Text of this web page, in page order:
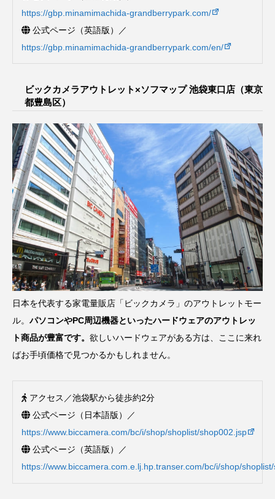
https://gbp.minamimachida-grandberrypark.com/
公式ページ（英語版）／
https://gbp.minamimachida-grandberrypark.com/en/
ビックカメラアウトレット×ソフマップ 池袋東口店（東京
都豊島区）
日本を代表する家電量販店「ビックカメラ」のアウトレットモー
ル。 パソコンやPC周辺機器といったハードウェアのアウトレッ
ト商品が豊富です。 欲しいハードウェアがある方は、ここに来れ
ばお手頃価格で見つかるかもしれません。
アクセス／池袋駅から徒歩約2分
公式ページ（日本語版）／
https://www.biccamera.com/bc/i/shop/shoplist/shop002.jsp
公式ページ（英語版）／
https://www.biccamera.com.e.lj.hp.transer.com/bc/i/shop/